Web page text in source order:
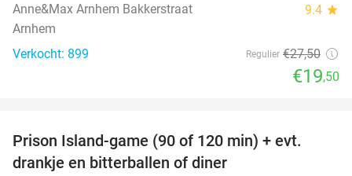
Anne&Max Arnhem Bakkerstraat 9.4 star
Arnhem
Verkocht: 899
Regulier €27,50
€19,50
Prison Island-game (90 of 120 min) + evt.
drankje en bitterballen of diner